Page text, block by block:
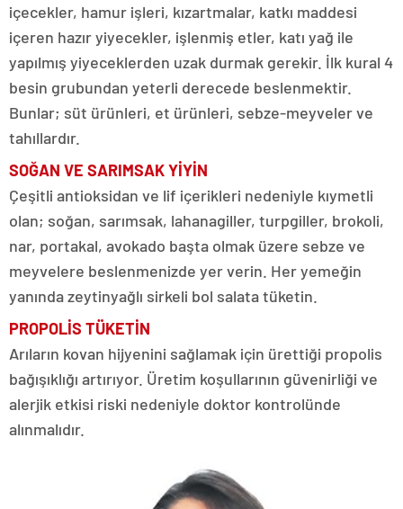
içecekler, hamur işleri, kızartmalar, katkı maddesi
içeren hazır yiyecekler, işlenmiş etler, katı yağ ile
yapılmış yiyeceklerden uzak durmak gerekir. İlk kural 4
besin grubundan yeterli derecede beslenmektir.
Bunlar; süt ürünleri, et ürünleri, sebze-meyveler ve
tahıllardır.
SOĞAN VE SARIMSAK YİYİN
Çeşitli antioksidan ve lif içerikleri nedeniyle kıymetli
olan; soğan, sarımsak, lahanagiller, turpgiller, brokoli,
nar, portakal, avokado başta olmak üzere sebze ve
meyvelere beslenmenizde yer verin. Her yemeğin
yanında zeytinyağlı sirkeli bol salata tüketin.
PROPOLİS TÜKETİN
Arıların kovan hijyenini sağlamak için ürettiği propolis
bağışıklığı artırıyor. Üretim koşullarının güvenirliği ve
alerjik etkisi riski nedeniyle doktor kontrolünde
alınmalıdır.